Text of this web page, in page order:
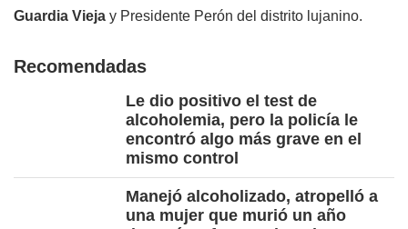
Guardia Vieja y Presidente Perón del distrito lujanino.
Recomendadas
Le dio positivo el test de
alcoholemia, pero la policía le
encontró algo más grave en el
mismo control
Manejó alcoholizado, atropelló a
una mujer que murió un año